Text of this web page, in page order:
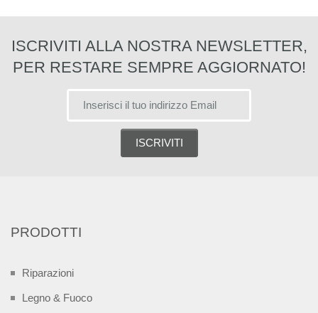
ISCRIVITI ALLA NOSTRA NEWSLETTER,
PER RESTARE SEMPRE AGGIORNATO!
PRODOTTI
Riparazioni
Legno & Fuoco